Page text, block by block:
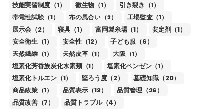
技能実習制度（1）
微生物（1）
引き裂き（1）
帯電性試験（1）
布の風合い（3）
工場監査（1）
展示会（2）
寝具（1） 富岡製糸場（1）
安定剤（1）
安全衛生（1）
安全性（12）
子ども服（6）
天然繊維（1）
天然皮革（1）
大阪（1）
塩素化芳香族炭化水素類（1）
塩素化ベンゼン（1）
塩素化トルエン（1）
堅ろう度（2）
基礎知識（20）
商品政策（1）
品質表示（13）
品質管理（26）
品質改善（7）
品質トラブル（4）